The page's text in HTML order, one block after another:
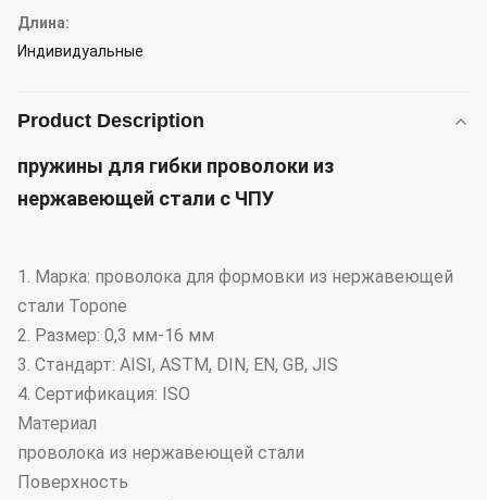
Длина:
Индивидуальные
Product Description
пружины для гибки проволоки из
нержавеющей стали с ЧПУ
1. Марка: проволока для формовки из нержавеющей
стали Topone
2. Размер: 0,3 мм-16 мм
3. Стандарт: AISI, ASTM, DIN, EN, GB, JIS
4. Сертификация: ISO
Материал
проволока из нержавеющей стали
Поверхность